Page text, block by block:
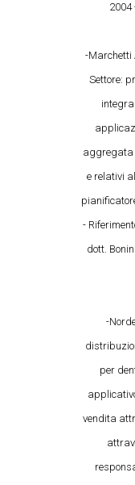
-Marchetti
Settore:
aggregata
e relativi
-
dott.
-
per
vendita